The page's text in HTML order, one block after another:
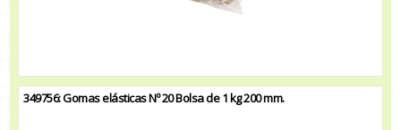
349756: Gomas elásticas Nº 20 Bolsa de 1 kg 200 mm.